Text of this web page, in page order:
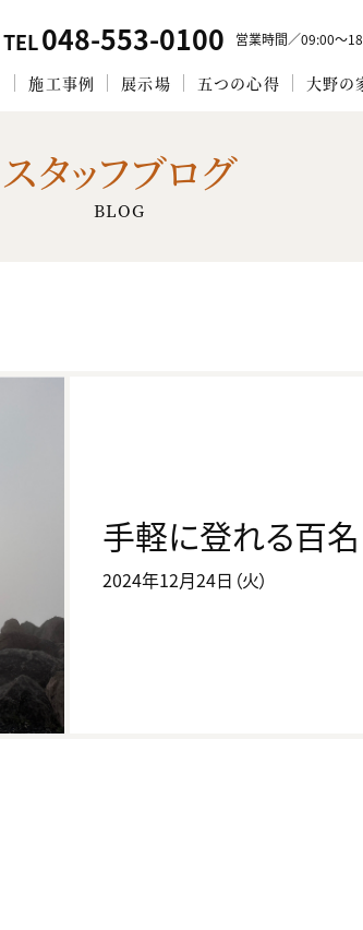
TEL048-553-0100 営業時間／09:00〜
施工事例 展示場 五つの心得 大野の
スタッフブログ
BLOG
手軽に登れる百名
2024年12月24日（火）